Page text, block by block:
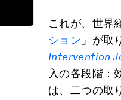
これが、世界
ション 」が取
Intervention
入の各段階：
は、二つの取